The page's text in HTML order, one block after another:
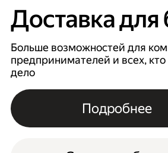
Доставка для
Больше возможностей для
предпринимателей и всех,
дело
Подробнее